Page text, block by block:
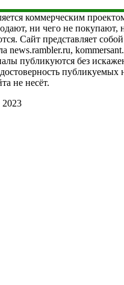
коммерческим
ни чего не покупают,
Сайт представляет
news.rambler.ru,
публикуются без
достоверность публикуемых
не несёт.
2023